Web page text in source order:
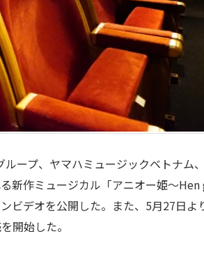
ープ、ヤマハミュージックベトナム
新作ミュージカル「アニオー姫～
ビデオを公開した。また、5月27日よ
開始した。